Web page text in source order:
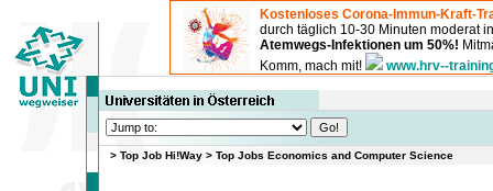
Kostenloses Corona-Immun-Kraft-
durch täglich 10-30 Minuten moderat
Atemwegs-Infektionen um 50%!
Komm, mach mit!
www.hrv--
> Top Job Hi!Way > Top Jobs Economics and Computer Science